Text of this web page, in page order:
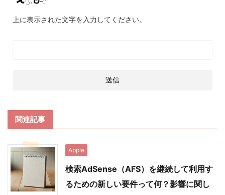
上に表示された文字を入力してください。
関連記事
Apple
検索AdSense（AFS）を継続して利用す
るための新しい要件って何？影響に関し